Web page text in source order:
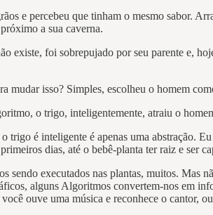
e percebeu que tinham o mesmo sabor.
a sua caverna.
existe, foi sobrepujado por seu parente e,
mudar isso? Simples, escolheu o homem
o trigo, inteligentemente, atraiu o
trigo é inteligente é apenas uma abstração.
dias, até o bebê-planta ter raiz e ser
sendo executados nas plantas, muitos. Mas
alguns Algoritmos convertem-nos em
você ouve uma música e reconhece o cantor,